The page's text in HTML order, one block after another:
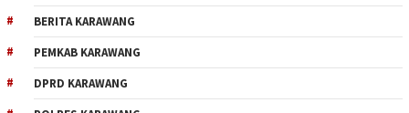
BERITA KARAWANG
PEMKAB KARAWANG
DPRD KARAWANG